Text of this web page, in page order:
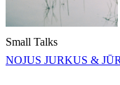
Small Talks
NOJUS JURKUS &